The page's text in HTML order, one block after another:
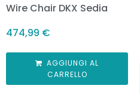
Wire Chair DKX Sedia
474,99 €
AGGIUNGI AL
CARRELLO